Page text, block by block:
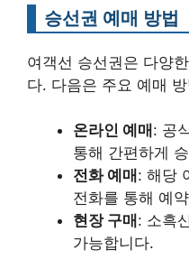
승선권 예매 방법
여객선 승선권은 다양
다. 다음은 주요 예매
온라인 예매 : 공
통해 간편하게
전화 예매 : 해당
전화를 통해 예
현장 구매 : 소흑
가능합니다.